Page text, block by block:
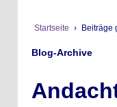
Startseite › Beiträge
Blog-Archive